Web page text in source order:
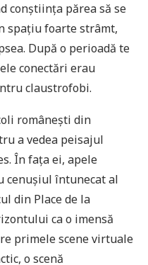
conștiința părea să se
spațiu foarte strâmt,
După o perioadă te
conectări erau
claustrofobi.
românești din
a vedea peisajul
În fața ei, apele
cenușiul întunecat al
din Place de la
ca o imensă
primele scene virtuale
o scenă